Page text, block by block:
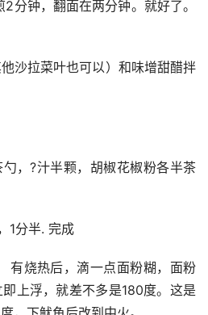
分钟，翻面在两分钟。就好了。
沙拉菜叶也可以）和味增甜醋拌
，?汁半颗，胡椒花椒粉各半茶
1分半. 完成
有烧热后，滴一点面粉糊，面粉
上浮，就差不多是180度。这是